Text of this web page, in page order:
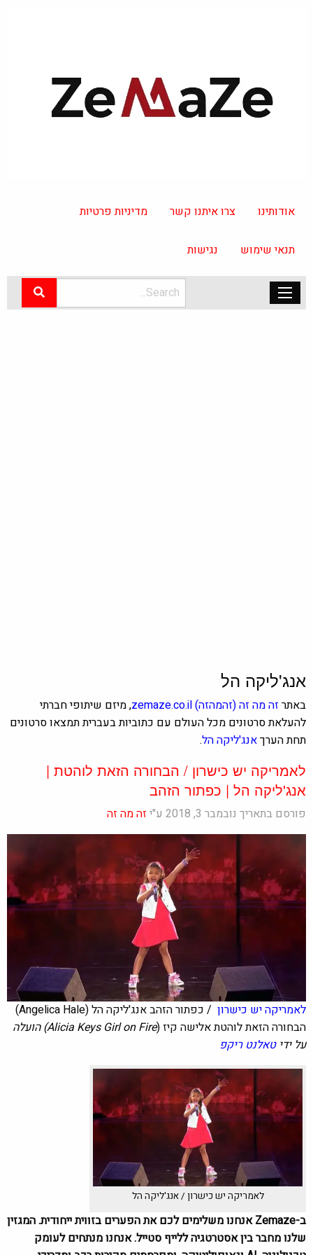
אודותינו צרו איתנו קשר מדיניות פרטיות
תנאי שימוש נגישות
אנג'ליקה הל
באתרזה מה זה(זהמהזה)zemaze.co.il, מיזם שיתופי חברתי
להעלאת סרטונים מכל העולם עם כתוביות בעברית תמצאו סרטונים
תחת הערךאנג'ליקה הל.
לאמריקה יש כישרון / הבחורה הזאת לוהטת |
אנג'ליקה הל | כפתור הזהב
פורסם בתאריך נובמבר 3, 2018 ע"י זה מה זה
לאמריקה יש כישרון
/ כפתור הזהב אנג'ליקה הל (Angelica Hale)
הבחורה הזאת לוהטת אלישה קיז (
Alicia Keys Girl on Fire) הועלה
על ידיטאלנט ריקפ
לאמריקה יש כישרון / אנג'ליקה הל
ב-Zemaze אנחנו משלימים לכם את הפערים בזווית ייחודית. המגזין
שלנו מחבר בין אסטרטגיה ללייף סטייל. אנחנו מנתחים לעומק